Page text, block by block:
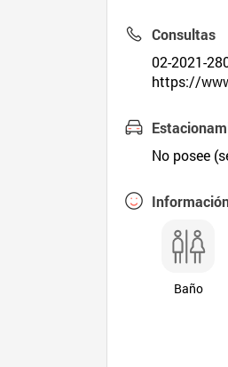
Consultas
02-2021-
https://
No posee
Baño